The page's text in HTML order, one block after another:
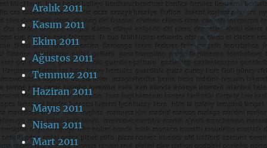
Aralık 2011
Kasım 2011
Ekim 2011
Ağustos 2011
Temmuz 2011
Haziran 2011
Mayıs 2011
Nisan 2011
Mart 2011